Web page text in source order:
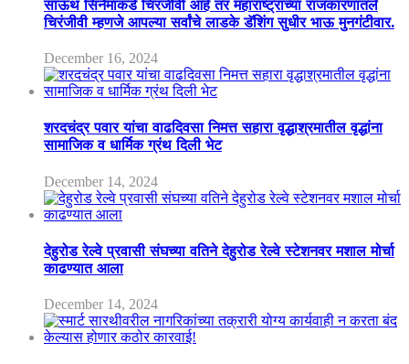
साऊथ सिनेमाकडे चिरंजीवी आहे तर महाराष्ट्राच्या राजकारणातले
चिरंजीवी म्हणजे आपल्या सर्वांचे लाडके डॅशिंग सुधीर भाऊ मुनगंटीवार.
December 16, 2024
शरदचंद्र पवार यांचा वाढदिवसा निमत्त सहारा वृद्धाश्रमातील वृद्धांना
सामाजिक व धार्मिक ग्रंथ दिली भेट
December 14, 2024
देहुरोड रेल्वे प्रवासी संघच्या वतिने देहुरोड रेल्वे स्टेशनवर मशाल मोर्चा
काढण्यात आला
December 14, 2024